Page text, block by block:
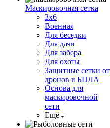
Маскировочная сетка
3х6
Военная
Для беседки
Для дачи
Для забора
Для охоты
Защитные сетки от
дронов и БПЛА
Основа для
маскировочной
сети
Ещё